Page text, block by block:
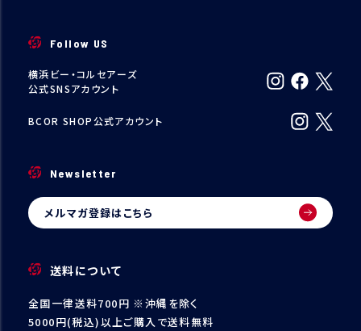
Follow US
横浜ビー・コルセアーズ
公式SNSアカウント
BCOR SHOP公式アカウント
Newsletter
メルマガ登録はこちら
送料について
全国一律送料700円 ※沖縄を除く
5000円(税込)以上ご購入で送料無料